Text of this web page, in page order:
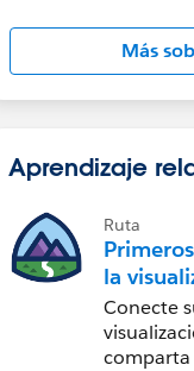
Más
Aprendizaje
Ruta
la
datos en
Desktop
Conecte